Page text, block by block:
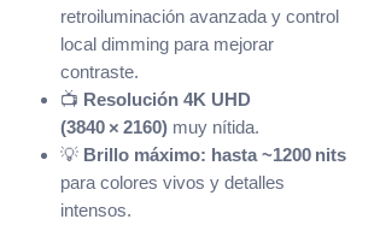
retroiluminación avanzada y control
local dimming para mejorar
contraste.
📺 Resolución 4K UHD
(3840 × 2160) muy nítida.
💡 Brillo máximo: hasta ~1200 nits
para colores vivos y detalles
intensos.